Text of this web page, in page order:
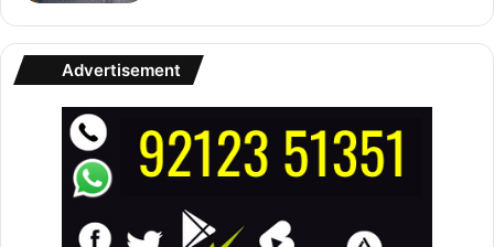
Advertisement